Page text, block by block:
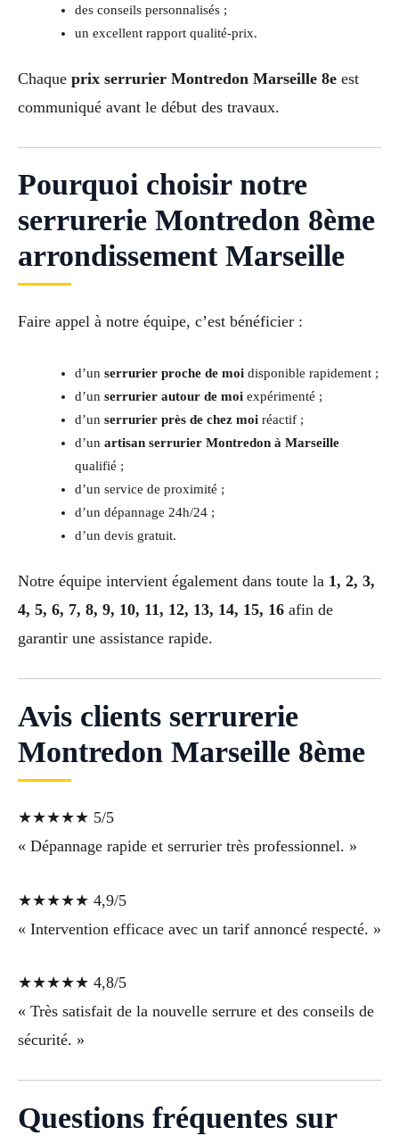
des conseils personnalisés ;
un excellent rapport qualité-prix.
Chaque prix serrurier Montredon Marseille 8e est
communiqué avant le début des travaux.
Pourquoi choisir notre
serrurerie Montredon 8ème
arrondissement Marseille
Faire appel à notre équipe, c’est bénéficier :
d’un serrurier proche de moidisponible rapidement ;
d’un serrurier autour de moiexpérimenté ;
d’un serrurier près de chez moiréactif ;
d’un artisan serrurier Montredon à Marseille
qualifié ;
d’un service de proximité ;
d’un dépannage 24h/24 ;
d’un devis gratuit.
Notre équipe intervient également dans toute la 1, 2, 3,
4, 5, 6, 7, 8, 9, 10, 11, 12, 13, 14, 15, 16 afin de
garantir une assistance rapide.
Avis clients serrurerie
Montredon Marseille 8ème
★★★★★ 5/5
« Dépannage rapide et serrurier très professionnel. »
★★★★★ 4,9/5
« Intervention efficace avec un tarif annoncé respecté. »
★★★★★ 4,8/5
« Très satisfait de la nouvelle serrure et des conseils de
sécurité. »
Questions fréquentes sur